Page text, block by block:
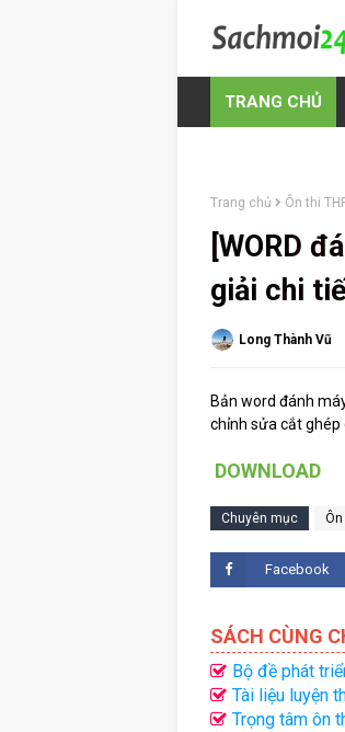
TRANG CHỦ
Trang chủ Ôn thi
[WORD
giải chi
Long Thành Vũ
Bản word đánh
chỉnh sửa cắt
DOWNLOAD
Chuyên mục Ôn
Facebook
SÁCH CÙNG
Bộ đề phát
Tài liệu luyện
Trọng tâm ôn